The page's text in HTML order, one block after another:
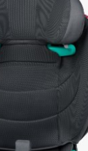
3
Filtrer etter